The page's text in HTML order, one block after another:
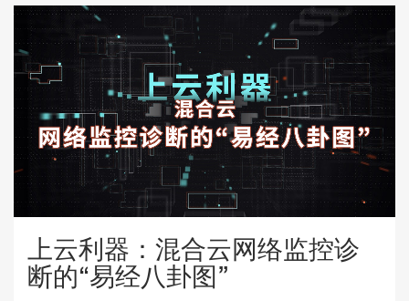
上云利器：混合云网络监控诊
断的“易经八卦图”